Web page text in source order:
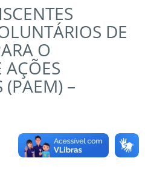
DE
O
AÇÕES
(PAEM) –